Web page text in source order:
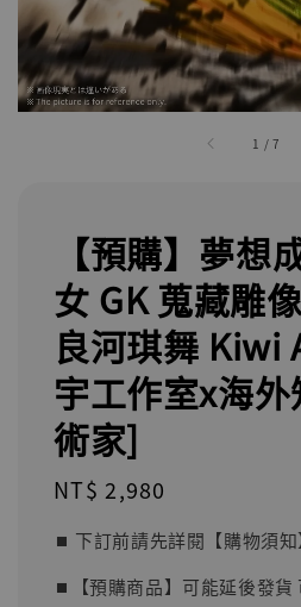
1 /7
【預購】夢想
女 GK 蒐藏雕
良河琪舞 Kiwi
宇工作室x海
術家]
Regular
NT$ 2,980
⏹︎ 下訂前請先詳閱【購物須知
⏹︎【預購商品】可能延後發貨